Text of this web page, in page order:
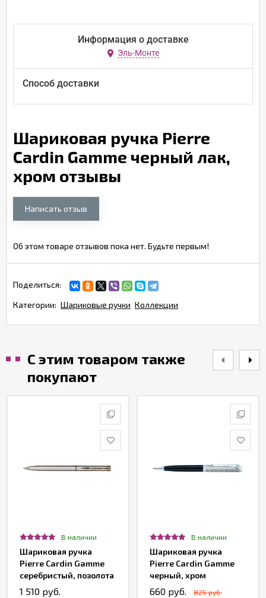
Информация о доставке
Эль-Монте
Способ доставки
Шариковая ручка Pierre
Cardin Gamme черный лак,
хром отзывы
Написать отзыв
Об этом товаре отзывов пока нет. Будьте первым!
Поделиться:
Категории: Шариковые ручки Коллекции
С этим товаром также
покупают
В наличии
Шариковая ручка
Pierre Cardin Gamme
серебристый, позолота
1 510 руб.
В наличии
Шариковая ручка
Pierre Cardin Gamme
черный, хром
660 руб. 825 руб.